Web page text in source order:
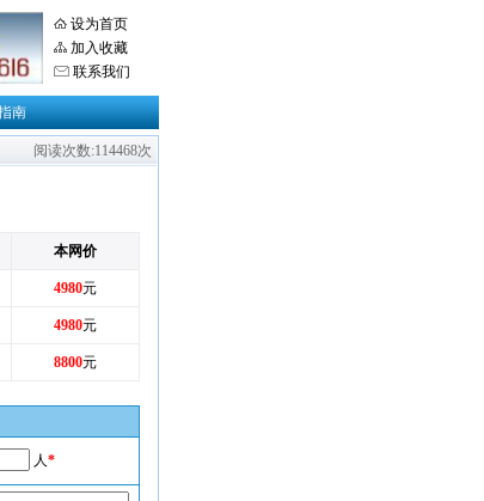
设为首页
加入收藏
联系我们
南
阅读次数:114468次
本网价
4980元
4980元
8800元
人*